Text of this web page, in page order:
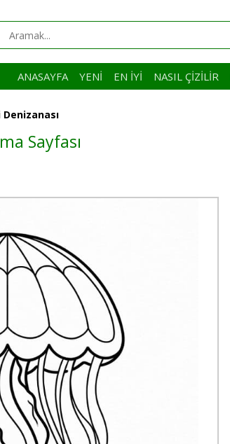
ANASAYFA YENI EN İYI NASIL ÇIZILIR
Sayfası